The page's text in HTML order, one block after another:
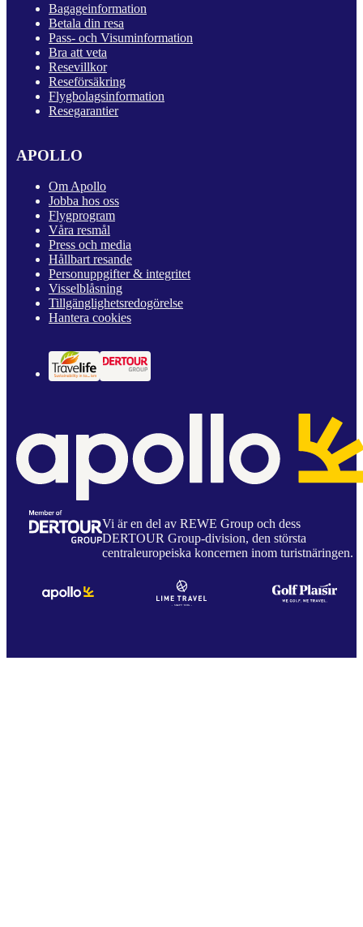
Bagageinformation
Betala din resa
Pass- och Visuminformation
Bra att veta
Resevillkor
Reseförsäkring
Flygbolagsinformation
Resegarantier
APOLLO
Om Apollo
Jobba hos oss
Flygprogram
Våra resmål
Press och media
Hållbart resande
Personuppgifter & integritet
Visselblåsning
Tillgänglighetsredogörelse
Hantera cookies
Vi är en del av REWE Group och dess
DERTOUR Group-division, den största
centraleuropeiska koncernen inom turistnäringen.